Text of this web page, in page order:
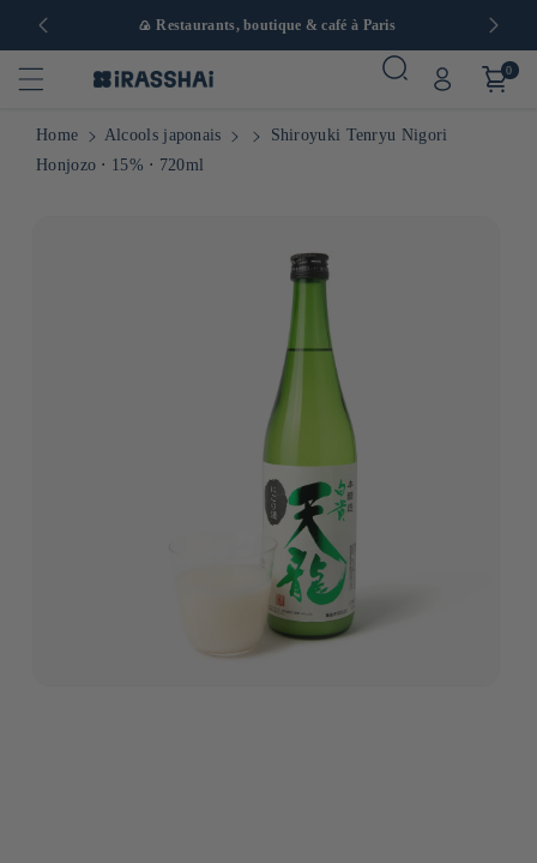
Europe 🍙 Restaurants, boutique & café à Paris
0
Home Alcools japonais
Shiroyuki Tenryu Nigori
Honjozo ⋅ 15% ⋅ 720ml